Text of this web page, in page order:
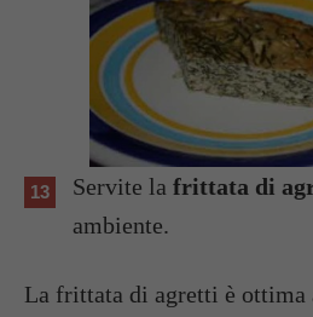
Servite la frittata di
ambiente.
La frittata di agretti è ottima